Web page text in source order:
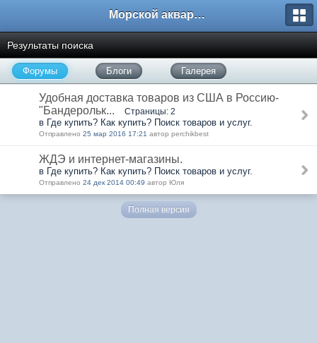
Морской аквариум. Форумы ReefCentral.ru
Результаты поиска
Форумы Блоги Галерея
Удобная доставка товаров из США в Россию-
"Бандерольк...
Страницы: 2
в Где купить? Как купить? Поиск товаров и услуг.
Отправлено 25 мар 2016 17:21 автор perchikbest
ЖДЭ и интернет-магазины.
в Где купить? Как купить? Поиск товаров и услуг.
Отправлено 24 дек 2014 00:49 автор Юля
Полная версия